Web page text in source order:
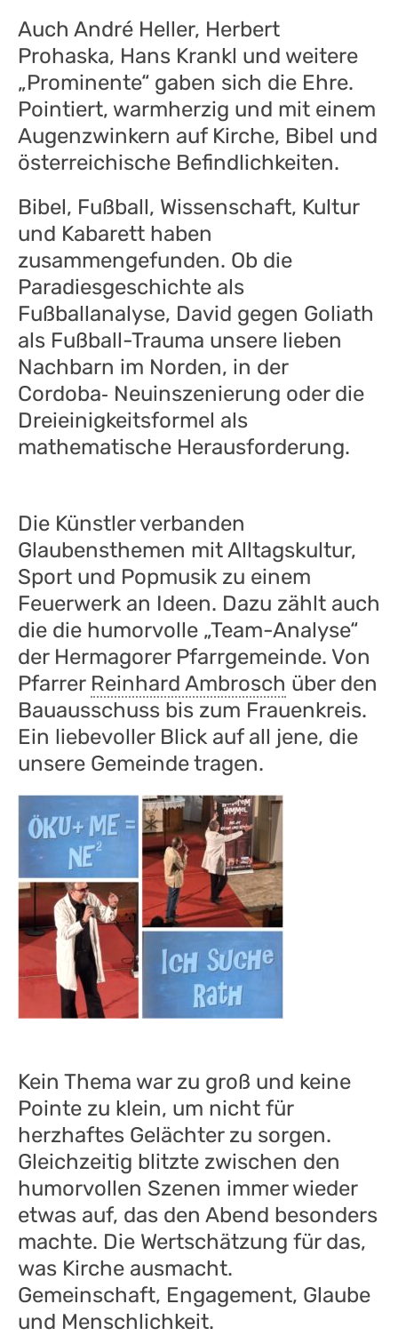
Auch André Heller, Herbert
Prohaska, Hans Krankl und weitere
„Prominente“ gaben sich die Ehre.
Pointiert, warmherzig und mit einem
Augenzwinkern auf Kirche, Bibel und
österreichische Befindlichkeiten.
Bibel, Fußball, Wissenschaft, Kultur
und Kabarett haben
zusammengefunden. Ob die
Paradiesgeschichte als
Fußballanalyse, David gegen Goliath
als Fußball-Trauma unsere lieben
Nachbarn im Norden, in der
Cordoba‑ Neuinszenierung oder die
Dreieinigkeitsformel als
mathematische Herausforderung.
Die Künstler verbanden
Glaubensthemen mit Alltagskultur,
Sport und Popmusik zu einem
Feuerwerk an Ideen. Dazu zählt auch
die die humorvolle „Team-Analyse“
der Hermagorer Pfarrgemeinde. Von
Pfarrer Reinhard Ambrosch über den
Bauausschuss bis zum Frauenkreis.
Ein liebevoller Blick auf all jene, die
unsere Gemeinde tragen.
Kein Thema war zu groß und keine
Pointe zu klein, um nicht für
herzhaftes Gelächter zu sorgen.
Gleichzeitig blitzte zwischen den
humorvollen Szenen immer wieder
etwas auf, das den Abend besonders
machte. Die Wertschätzung für das,
was Kirche ausmacht.
Gemeinschaft, Engagement, Glaube
und Menschlichkeit.